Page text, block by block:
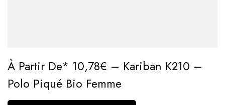
À Partir De* 10,78€ – Kariban K210 –
Polo Piqué Bio Femme